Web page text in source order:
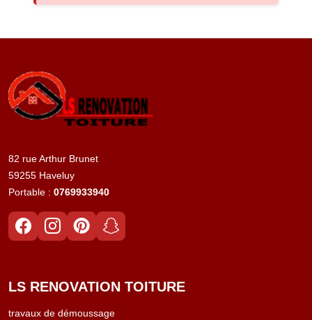
82 rue Arthur Brunet
59255 Haveluy
Portable : 0769933940
LS RENOVATION TOITURE
travaux de démoussage